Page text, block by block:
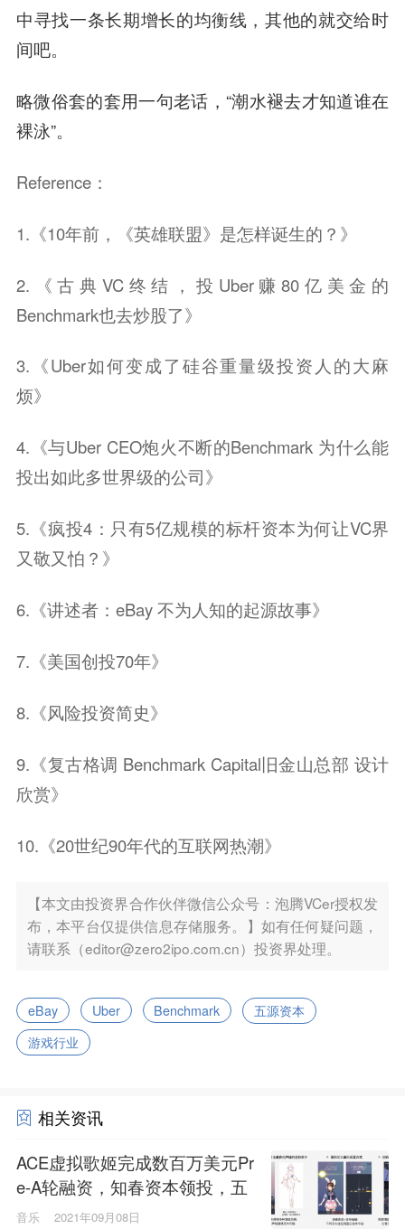
中寻找一条长期增长的均衡线，其他的就交给时
间吧。
略微俗套的套用一句老话，“潮水褪去才知道谁在
裸泳”。
Reference：
1.《10年前，《英雄联盟》是怎样诞生的？》
2.《古典VC终结，投Uber赚80亿美金的
Benchmark也去炒股了》
3.《Uber如何变成了硅谷重量级投资人的大麻
烦》
4.《与Uber CEO炮火不断的Benchmark 为什么能
投出如此多世界级的公司》
5.《疯投4：只有5亿规模的标杆资本为何让VC界
又敬又怕？》
6.《讲述者：eBay 不为人知的起源故事》
7.《美国创投70年》
8.《风险投资简史》
9.《复古格调 Benchmark Capital旧金山总部 设计
欣赏》
10.《20世纪90年代的互联网热潮》
【本文由投资界合作伙伴微信公众号：泡腾VCer授权发
布，本平台仅提供信息存储服务。】如有任何疑问题，
请联系（editor@zero2ipo.com.cn）投资界处理。
eBay Uber Benchmark
五源资本
游戏行业
相关资讯
ACE虚拟歌姬完成数百万美元Pr
e-A轮融资，知春资本领投，五
源资本跟投
音乐 2021年09月08日